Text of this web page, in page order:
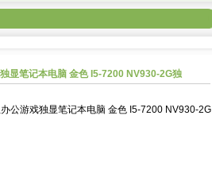
显笔记本电脑 金色 I5-7200 NV930-2G独
公游戏独显笔记本电脑 金色 I5-7200 NV930-2G